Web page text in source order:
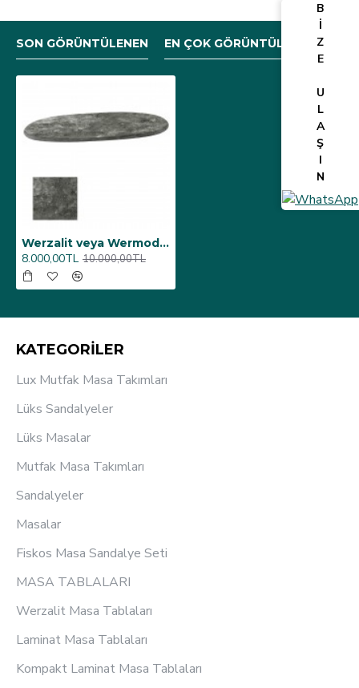
SON GÖRÜNTÜLENEN EN ÇOK GÖRÜNTÜLENEN
Werzalit veya Wermodin Masa Tablası Oval 94x146 - Lucca
8.000,00TL 10.000,00TL
KATEGORİLER
Lux Mutfak Masa Takımları
Lüks Sandalyeler
Lüks Masalar
Mutfak Masa Takımları
Sandalyeler
Masalar
Fiskos Masa Sandalye Seti
MASA TABLALARI
Werzalit Masa Tablaları
Laminat Masa Tablaları
Kompakt Laminat Masa Tablaları
B
İ
Z
E
U
L
A
Ş
I
N